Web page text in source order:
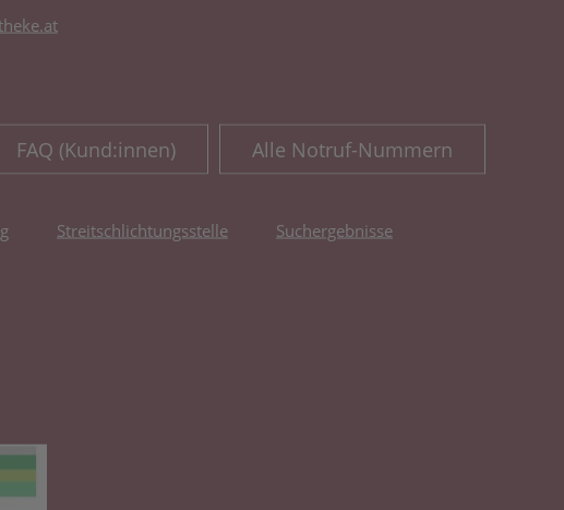
FAQ (Kund:innen) Alle Notruf-Nummern
Streitschlichtungsstelle Suchergebnisse